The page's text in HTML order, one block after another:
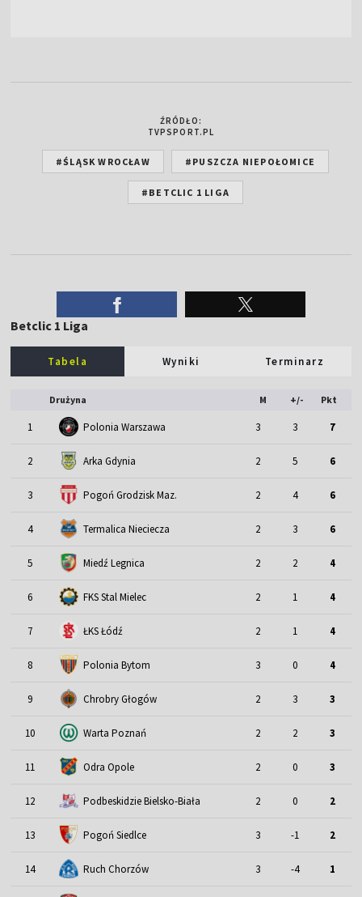
ŹRÓDŁO:
TVPSPORT.PL
#ŚLĄSK WROCŁAW #PUSZCZA NIEPOŁOMICE
#BETCLIC 1 LIGA
Betclic 1 Liga
Tabela Wyniki Terminarz
Drużyna M +/- Pkt
1 Polonia Warszawa 3 3 7
2 Arka Gdynia 2 5 6
3 Pogoń Grodzisk Maz. 2 4 6
4 Termalica Nieciecza 2 3 6
5 Miedź Legnica 2 2 4
6 FKS Stal Mielec 2 1 4
7 ŁKS Łódź 2 1 4
8 Polonia Bytom 3 0 4
9 Chrobry Głogów 2 3 3
10 Warta Poznań 2 2 3
11 Odra Opole 2 0 3
12 Podbeskidzie Bielsko-Biała 2 0 2
13 Pogoń Siedlce 3 -1 2
14 Ruch Chorzów 3 -4 1